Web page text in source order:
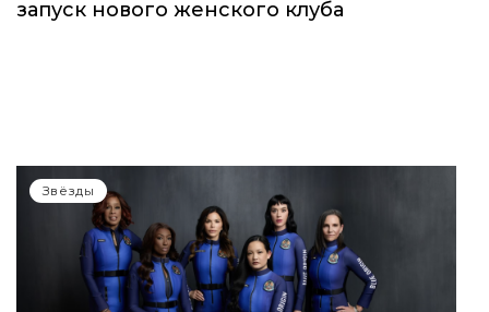
запуск нового женского клуба
Звёзды